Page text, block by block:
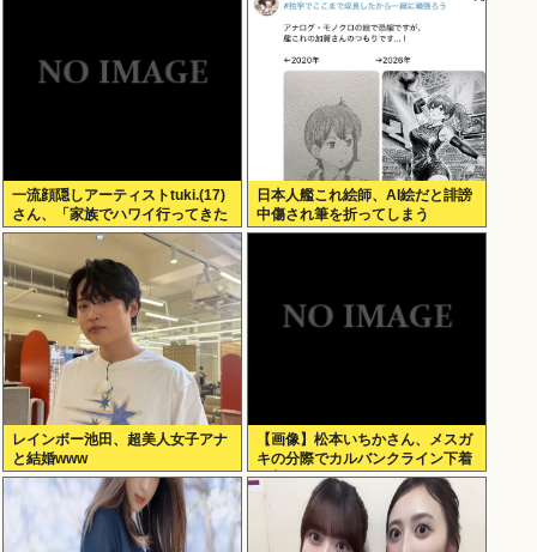
一流顔隠しアーティストtuki.(17)
さん、「家族でハワイ行ってきた
w」 自己顕示欲がどんどん抑えら
日本人艦これ絵師、AI絵だと誹謗
中傷され筆を折ってしまう
レインボー池田、超美人女子アナ
と結婚www
【画像】松本いちかさん、メスガ
キの分際でカルバンクライン下着
を着てしまうwww